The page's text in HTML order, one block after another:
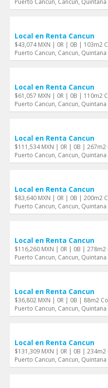
Puerto Cancun, Cancun, Quintana
Local en Renta Cancun
$43,074 MXN | 0R | 0B | 103m2
Puerto Cancun, Cancun, Quintana
Local en Renta Cancun
$61,057 MXN | 0R | 0B | 110m2
Puerto Cancun, Cancun, Quintana
Local en Renta Cancun
$111,534 MXN | 0R | 0B |
Puerto Cancun, Cancun, Quintana
Local en Renta Cancun
$83,640 MXN | 0R | 0B | 200m2
Puerto Cancun, Cancun, Quintana
Local en Renta Cancun
$116,260 MXN | 0R | 0B |
Puerto Cancun, Cancun, Quintana
Local en Renta Cancun
$36,802 MXN | 0R | 0B | 88m2
Puerto Cancun, Cancun, Quintana
Local en Renta Cancun
$131,309 MXN | 0R | 0B |
Puerto Cancun, Cancun, Quintana